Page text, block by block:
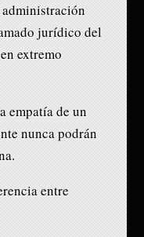
jurídico del
extremo
empatía de un
nunca podrán
entre